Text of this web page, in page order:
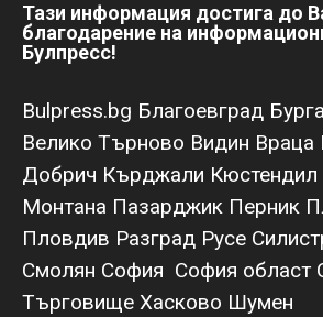
Тази информация достига до
благодарение на
Булпресс!
Bulpress.bg Благоевград
Велико Търново Видин Враца
Добрич Кърджали Кюстендил
Монтана Пазарджик Перник
Пловдив Разград Русе
Смолян София София област
Търговище Хасково Шумен